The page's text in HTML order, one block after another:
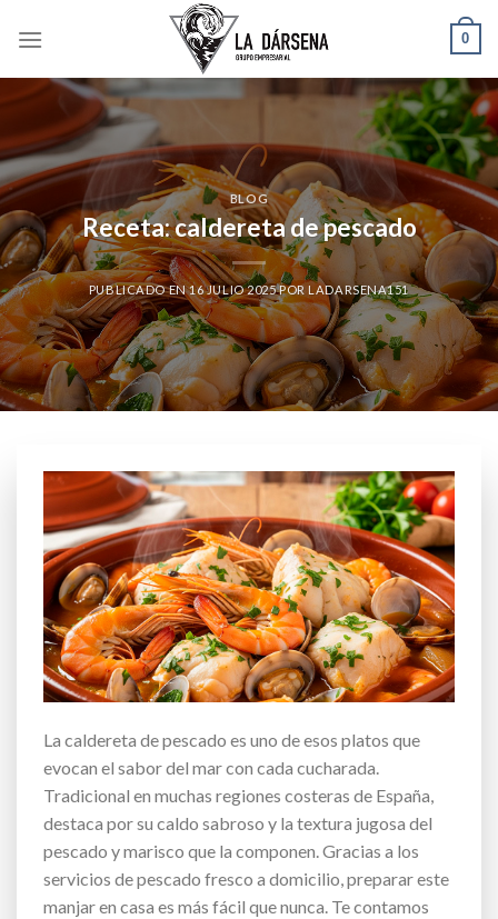
0
BLOG
Receta: caldereta de pescado
PUBLICADO EN16 JULIO 2025PORLADARSENA151
La caldereta de pescado es uno de esos platos que
evocan el sabor del mar con cada cucharada.
Tradicional en muchas regiones costeras de España,
destaca por su caldo sabroso y la textura jugosa del
pescado y marisco que la componen. Gracias a los
servicios de pescado fresco a domicilio, preparar este
manjar en casa es más fácil que nunca. Te contamos